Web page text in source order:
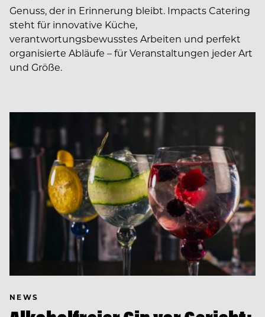
Genuss, der in Erinnerung bleibt. Impacts Catering
steht für innovative Küche,
verantwortungsbewusstes Arbeiten und perfekt
organisierte Abläufe – für Veranstaltungen jeder Art
und Größe.
NEWS